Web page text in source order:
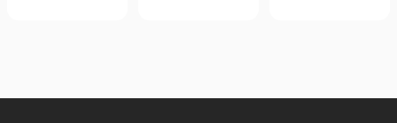
共同噩夢。隨
資源管理。透
責任（S）與